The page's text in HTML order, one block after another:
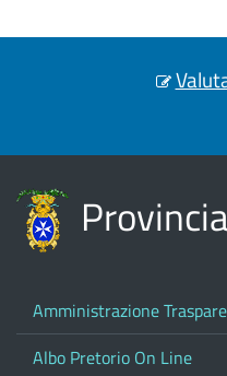
Amministrazione
Albo Pretorio On Line